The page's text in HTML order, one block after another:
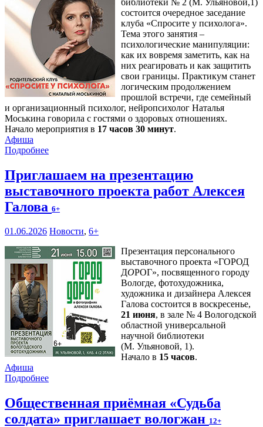
состоится очередное заседание
клуба «Спросите у психолога».
Тема этого занятия –
психологические манипуляции:
как их вовремя заметить, как на
них реагировать и как защитить
свои границы. Практикум станет
логическим продолжением
прошлой встречи, где семейный
и организационный психолог, нейропсихолог Наталья
Моськина говорила с гостями о здоровых отношениях.
Начало мероприятия в 17 часов 30 минут.
Афиша
Подробнее
Приглашаем на презентацию
выставочного проекта работ Алексея
Галова 6+
01.06.2026 Новости, 6+
Презентация персонального
выставочного проекта «ГОРОД
ДОРОГ», посвященного городу
Вологде, фотохудожника,
художника и дизайнера Алексея
Галова состоится в воскресенье,
21 июня, в зале № 4 Вологодской
областной универсальной
научной библиотеки
(М. Ульяновой, 1).
Начало в 15 часов.
Афиша
Подробнее
Общественная приёмная «Судьба
солдата» приглашает вологжан 12+